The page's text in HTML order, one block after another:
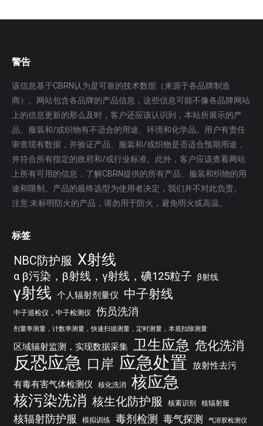
警告
该信息基于CBRN认为是可靠的技术数据（来源于各品牌制造
商）。网站包含各品牌的产品信息，这些信息可能不像各品牌网站
上的信息更新的那么及时，客户还应该认识到，本站所展示的产
品、服装和/或织物有不适合的用途、环境和化学品。用户有责任
审查现有数据，并验证产品、服装和/或织物是否适合预期用途，
并符合所有指定的政府和/或行业标准。此外，客户应该查看网站
上所有可用的信息，了解CBRN提供的所有产品、服装和织物的用
途和限制。产品的最终选型为使用者决定，我们并不对此负责。
注意:未标明防火的产品，请勿用于防火，避免明火或高温。
标签
NBC防护服 X射线
α β污染，β射线，γ射线，碘125粒子 β射线
γ射线 个人辐射剂量仪 中子射线
中子巡检仪，中子检测仪 伤员洗消
剂量率测量，计数率测量，快速扫描测量，定时测量，本底扣除测量
区域辐射监测，实现数据采集 卫生应急 危化洗消
反恐应急 口岸 应急处置
放射性去污
有毒有害气体检测仪
核化洗消 核应急
核污染洗消 核生化防护服 核素识别 核辐射服
核辐射防护服 模拟训练 毒剂检测 毒气探测 气溶胶检测仪